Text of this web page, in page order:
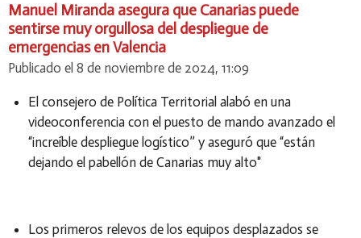
Manuel Miranda asegura que Canarias puede
sentirse muy orgullosa del despliegue de
emergencias en Valencia
Publicado el 8 de noviembre de 2024, 11:09
El consejero de Política Territorial alabó en una
videoconferencia con el puesto de mando avanzado el
“increíble despliegue logístico” y aseguró que “están
dejando el pabellón de Canarias muy alto"
Los primeros relevos de los equipos desplazados se